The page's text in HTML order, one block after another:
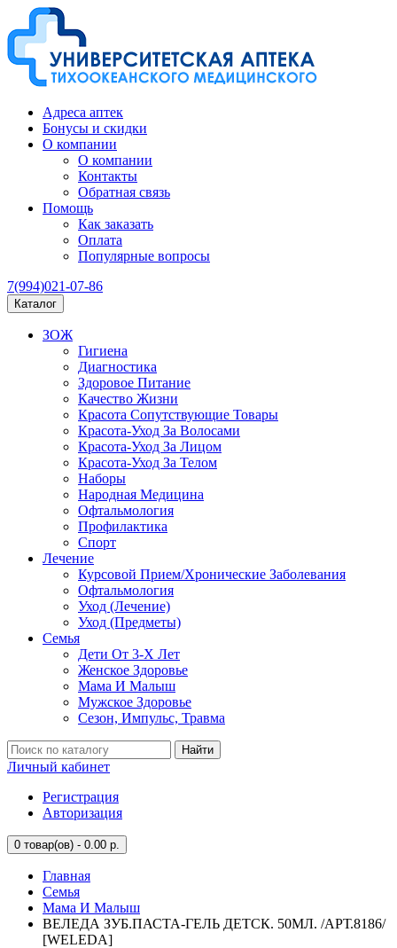
Адреса аптек
Бонусы и скидки
О компании
О компании
Контакты
Обратная связь
Помощь
Как заказать
Оплата
Популярные вопросы
7(994)021-07-86
Каталог
ЗОЖ
Гигиена
Диагностика
Здоровое Питание
Качество Жизни
Красота Сопутствующие Товары
Красота-Уход За Волосами
Красота-Уход За Лицом
Красота-Уход За Телом
Наборы
Народная Медицина
Офтальмология
Профилактика
Спорт
Лечение
Курсовой Прием/Хронические Заболевания
Офтальмология
Уход (Лечение)
Уход (Предметы)
Семья
Дети От 3-Х Лет
Женское Здоровье
Мама И Малыш
Мужское Здоровье
Сезон, Импульс, Травма
Найти
Личный кабинет
Регистрация
Авторизация
0 товар(ов) - 0.00 р.
Главная
Семья
Мама И Малыш
ВЕЛЕДА ЗУБ.ПАСТА-ГЕЛЬ ДЕТСК. 50МЛ. /АРТ.8186/
[WELEDA]